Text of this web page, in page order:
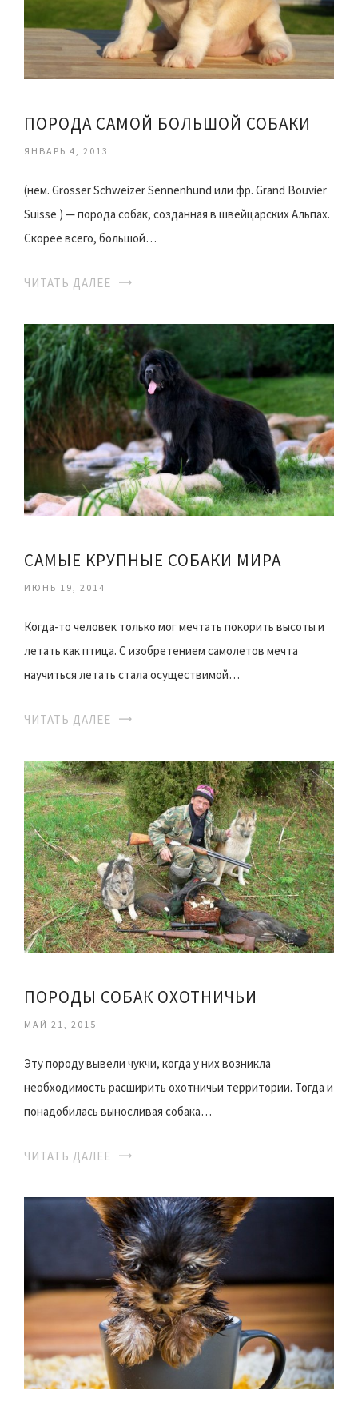
ПОРОДА САМОЙ БОЛЬШОЙ СОБАКИ
ЯНВАРЬ 4, 2013
(нем. Grosser Schweizer Sennenhund или фр. Grand Bouvier
Suisse ) — порода собак, созданная в швейцарских Альпах.
Скорее всего, большой…
ЧИТАТЬ ДАЛЕЕ
САМЫЕ КРУПНЫЕ СОБАКИ МИРА
ИЮНЬ 19, 2014
Когда-то человек только мог мечтать покорить высоты и
летать как птица. С изобретением самолетов мечта
научиться летать стала осуществимой…
ЧИТАТЬ ДАЛЕЕ
ПОРОДЫ СОБАК ОХОТНИЧЬИ
МАЙ 21, 2015
Эту породу вывели чукчи, когда у них возникла
необходимость расширить охотничьи территории. Тогда и
понадобилась выносливая собака…
ЧИТАТЬ ДАЛЕЕ